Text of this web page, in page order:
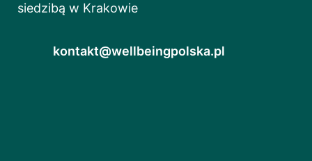
siedzibą w Krakowie
kontakt@wellbeingpolska.pl